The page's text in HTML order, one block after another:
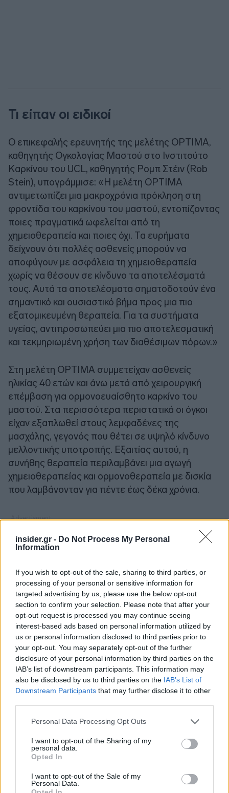
insider.gr - Do Not Process My Personal
Information
If you wish to opt-out of the sale, sharing to third parties, or
processing of your personal or sensitive information for
targeted advertising by us, please use the below opt-out
section to confirm your selection. Please note that after your
opt-out request is processed you may continue seeing
interest-based ads based on personal information utilized by
us or personal information disclosed to third parties prior to
your opt-out. You may separately opt-out of the further
disclosure of your personal information by third parties on the
IAB’s list of downstream participants. This information may
also be disclosed by us to third parties on the IAB’s List of
Downstream Participants that may further disclose it to other
Please note that this website/app uses one or more Google
not limited to your visit or usage behaviour. You may click to
grant or deny consent to Google and its third-party tags to
use your data for below specified purposes in below Google
consent section.
Personal Data Processing Opt Outs
I want to opt-out of the Sharing of my
personal data.
Opted In
I want to opt-out of the Sale of my
Personal Data.
Τι είπαν οι ειδικοί
Ο επικεφαλής ερευνητής της μελέτης OPTIMA,
καθηγητής Ογκολογίας Μαστού στο Ινστιτούτο
Καρκίνου του UCL, καθηγητής Ρομπ Στέιν (Rob
Stein), υπογράμμισε: «Η μελέτη OPTIMA
αντιμετωπίζει μια μακροχρόνια πρόκληση στη
φροντίδα του καρκίνου του μαστού, εντοπίζοντας
ποιες πραγματικά ωφελείται από τη
χημειοθεραπεία και ποιες όχι. Τα ευρήματα
δείχνουν ότι πολλές ασθενείς μπορούν να
αποφύγουν με ασφάλεια τη χημειοθεραπεία
χωρίς να θέσουν σε κίνδυνο τα αποτελέσματά
τους. Αυτά τα αποτελέσματα σηματοδοτούν ένα
σημαντικό και ουσιαστικό βήμα προς μια πιο
εξατομικευμένη θεραπεία. Για τα συστήματα
υγείας, αντιπροσωπεύει μια πιο αποτελεσματική
και τεκμηριωμένη χρήση των διαθέσιμων πόρων.»
Στη μελέτη OPTIMA συμμετείχαν ασθενείς
ηλικίας 40 ετών και άνω μετά από χειρουργική
επέμβαση για ορμονοευαίσθητο καρκίνο του
μαστού. Στα περισσότερα περιστατικά οι όγκοι
είχαν εξαπλωθεί στους λεμφαδένες της
μασχάλης, γεγονός που θέτει σε υψηλό κίνδυνο
μελλοντικής υποτροπής. Εξαιτίας αυτού, η
συνήθης θεραπεία περιλαμβάνει μια αγωγή
χημειοθεραπείας και ορμονοθεραπεία με δισκία
που λαμβάνονταν για πέντε έως δέκα χρόνια.